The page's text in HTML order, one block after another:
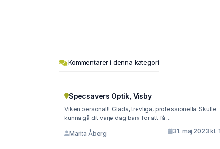
Kommentarer i denna kategori
Specsavers Optik, Visby
Viken personal!!! Glada, trevliga, professionella. Skulle
kunna gå dit varje dag bara för att få ...
Marita Åberg 31. maj 2023 kl.